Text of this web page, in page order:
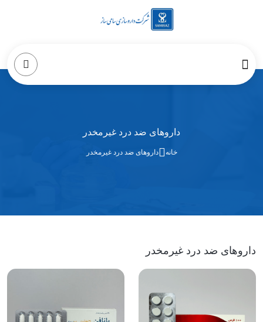
داروهای ضد درد غیرمخدر
خانه داروهای ضد درد غیرمخدر
داروهای ضد درد غیرمخدر